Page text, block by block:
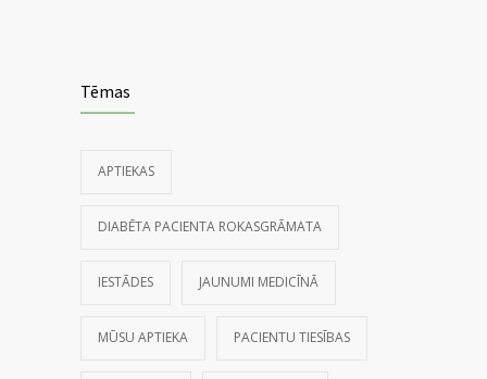
Tēmas
APTIEKAS
DIABĒTA PACIENTA ROKASGRĀMATA
IESTĀDES JAUNUMI MEDICĪNĀ
MŪSU APTIEKA PACIENTU TIESĪBAS